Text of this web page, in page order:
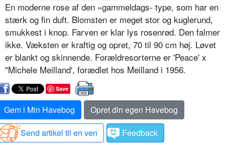
En moderne rose af den »gammeldags- type, som har en
stærk og fin duft. Blomsten er meget stor og kuglerund,
smukkest i knop. Farven er klar lys rosenrød. Den falmer
ikke. Væksten er kraftig og opret, 70 til 90 cm høj. Løvet
er blankt og skinnende. Forældresorterne er 'Peace' x
"Michele Meilland', forædlet hos Meilland i 1956.
Save
Gem i Min Havebog
Opret din egen Havebog
Send artikel til en ven
Feedback